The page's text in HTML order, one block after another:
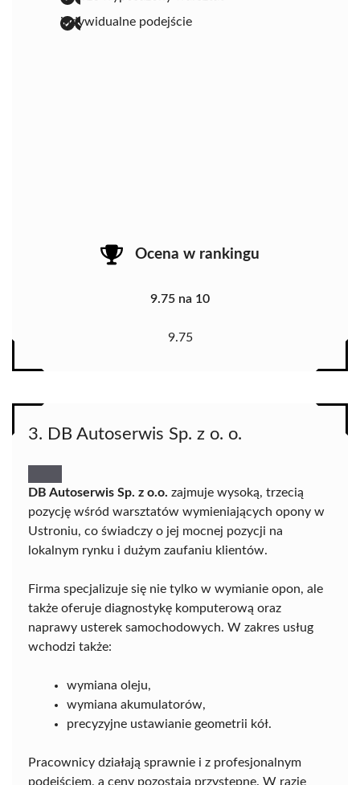
indywidualne podejście
Ocena w rankingu
9.75 na 10
9.75
3. DB Autoserwis Sp. z o. o.
DB Autoserwis Sp. z o.o. zajmuje wysoką, trzecią
pozycję wśród warsztatów wymieniających opony w
Ustroniu, co świadczy o jej mocnej pozycji na
lokalnym rynku i dużym zaufaniu klientów.
Firma specjalizuje się nie tylko w wymianie opon, ale
także oferuje diagnostykę komputerową oraz
naprawy usterek samochodowych. W zakres usług
wchodzi także:
wymiana oleju,
wymiana akumulatorów,
precyzyjne ustawianie geometrii kół.
Pracownicy działają sprawnie i z profesjonalnym
podejściem, a ceny pozostają przystępne. W razie